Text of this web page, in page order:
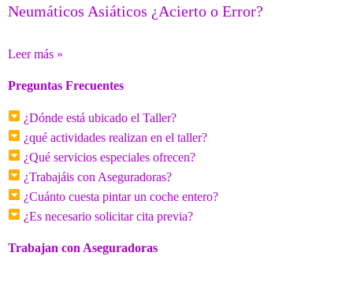
Neumáticos Asiáticos ¿Acierto o Error?
Leer más »
Preguntas Frecuentes
¿Dónde está ubicado el Taller?
¿qué actividades realizan en el taller?
¿Qué servicios especiales ofrecen?
¿Trabajáis con Aseguradoras?
¿Cuánto cuesta pintar un coche entero?
¿Es necesario solicitar cita previa?
Trabajan con Aseguradoras